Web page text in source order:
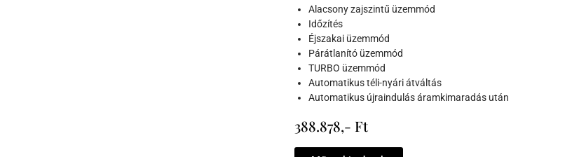
Alacsony zajszintű üzemmód
Időzítés
Éjszakai üzemmód
Párátlanító üzemmód
TURBO üzemmód
Automatikus téli-nyári átváltás
Automatikus újraindulás áramkimaradás után
388.878,- Ft